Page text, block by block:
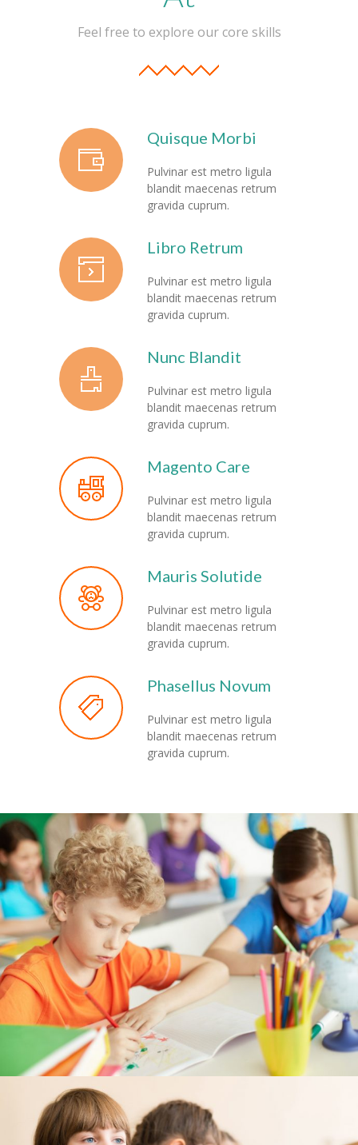
---- Verwaltung
---- Schulsozialarbeit
---- Alltagshelferin
---- OGS
---- Betreuung
---- Mitwirkung der Eltern
-- Klassen
---- Jahrgang 1
---- Jahrgang 2
---- Jahrgang 3
---- Jahrgang 4
-- Förderverein
-- Historie
---- Zahleninfo
---- RektorInnen
---- Unterrichtszeiten
---- Stundentafel
-- Gemeinsames Lernen
-- Leistungskonzept
-- Fächer
---- Deutsch
---- Mathematik
---- Englisch
---- Sachunterricht
---- Sport/Schwimmen
Feel free to explore our core skills
Quisque Morbi
Pulvinar est metro ligula
blandit maecenas retrum
gravida cuprum.
Libro Retrum
Pulvinar est metro ligula
blandit maecenas retrum
gravida cuprum.
Nunc Blandit
Pulvinar est metro ligula
blandit maecenas retrum
gravida cuprum.
Magento Care
Pulvinar est metro ligula
blandit maecenas retrum
gravida cuprum.
Mauris Solutide
Pulvinar est metro ligula
blandit maecenas retrum
gravida cuprum.
Phasellus Novum
Pulvinar est metro ligula
blandit maecenas retrum
gravida cuprum.